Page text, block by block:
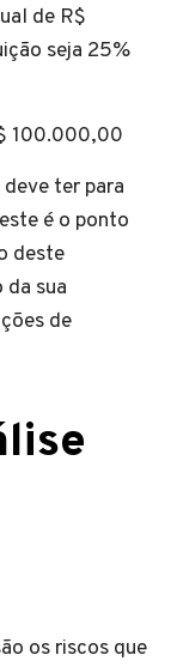
de R$
seja 25%
100.000,00
ter para
é o ponto
deste
sua
de
os riscos que